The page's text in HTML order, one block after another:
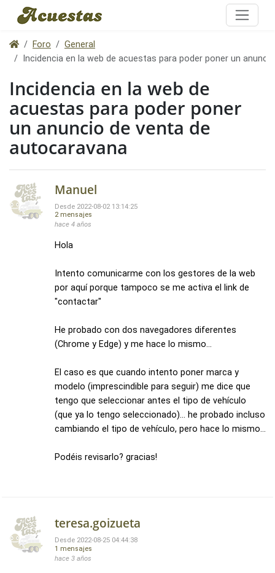
Foro
General
Incidencia en la web de acuestas para poder poner un
Incidencia en la web de
acuestas para poder poner
un anuncio de venta de
autocaravana
Manuel
Desde 2022-08-02 13:14:25
2 mensajes
hace 4 años
Hola
Intento comunicarme con los gestores de la web
por aquí porque tampoco se me activa el link de
"contactar"
He probado con dos navegadores diferentes
(Chrome y Edge) y me hace lo mismo...
El caso es que cuando intento poner marca y
modelo (imprescindible para seguir) me dice que
tengo que seleccionar antes el tipo de vehículo
(que ya lo tengo seleccionado)... he probado incluso
cambiando el tipo de vehículo, pero hace lo mismo...
Podéis revisarlo? gracias!
teresa.goizueta
Desde 2022-08-25 04:44:38
1 mensajes
hace 3 años